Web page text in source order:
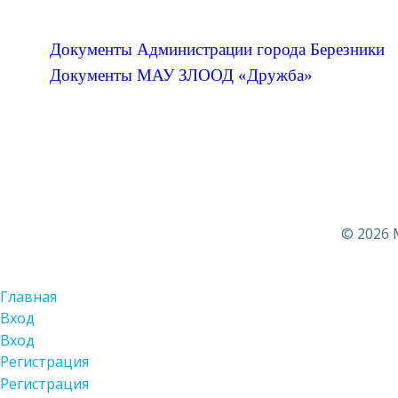
Документы Администрации города Березники
Документы МАУ ЗЛООД «Дружба»
© 2026
Главная
Вход
Вход
Регистрация
Регистрация